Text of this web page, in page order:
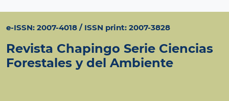
e-ISSN: 2007-4018 / ISSN print: 2007-3828
Revista Chapingo Serie Ciencias
Forestales y del Ambiente